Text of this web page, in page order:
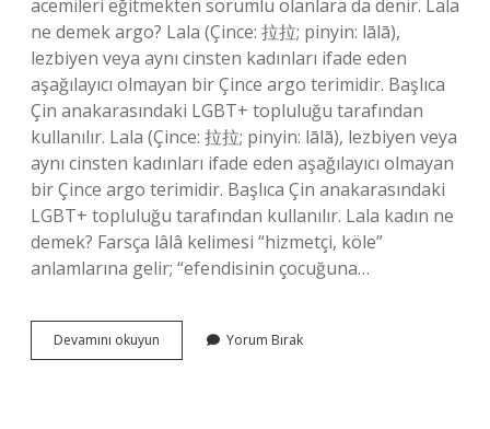
acemileri eğitmekten sorumlu olanlara da denir. Lala
ne demek argo? Lala (Çince: 拉拉; pinyin: lālā),
lezbiyen veya aynı cinsten kadınları ifade eden
aşağılayıcı olmayan bir Çince argo terimidir. Başlıca
Çin anakarasındaki LGBT+ topluluğu tarafından
kullanılır. Lala (Çince: 拉拉; pinyin: lālā), lezbiyen veya
aynı cinsten kadınları ifade eden aşağılayıcı olmayan
bir Çince argo terimidir. Başlıca Çin anakarasındaki
LGBT+ topluluğu tarafından kullanılır. Lala kadın ne
demek? Farsça lâlâ kelimesi “hizmetçi, köle”
anlamlarına gelir; “efendisinin çocuğuna…
Devamını okuyun
Ne
Yorum Bırak